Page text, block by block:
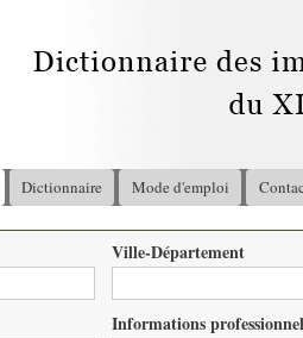
Dictionnaire Mode d'emploi
Ville-Département
Informations